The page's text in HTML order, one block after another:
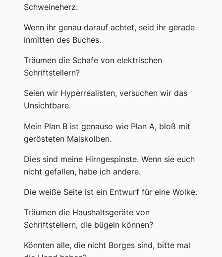
Schweineherz.
Wenn ihr genau darauf achtet, seid ihr gerade
inmitten des Buches.
Träumen die Schafe von elektrischen
Schriftstellern?
Seien wir Hyperrealisten, versuchen wir das
Unsichtbare.
Mein Plan B ist genauso wie Plan A, bloß mit
gerösteten Maiskolben.
Dies sind meine Hirngespinste. Wenn sie euch
nicht gefallen, habe ich andere.
Die weiße Seite ist ein Entwurf für eine Wolke.
Träumen die Haushaltsgeräte von
Schriftstellern, die bügeln können?
Könnten alle, die nicht Borges sind, bitte mal